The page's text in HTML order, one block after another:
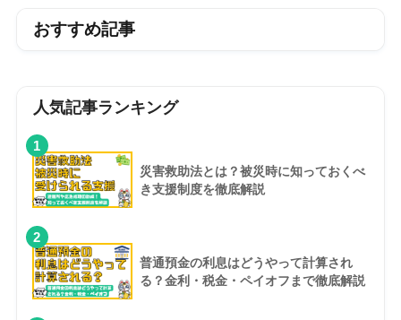
おすすめ記事
人気記事ランキング
1
災害救助法とは？被災時に知っておくべ
き支援制度を徹底解説
2
普通預金の利息はどうやって計算され
る？金利・税金・ペイオフまで徹底解説